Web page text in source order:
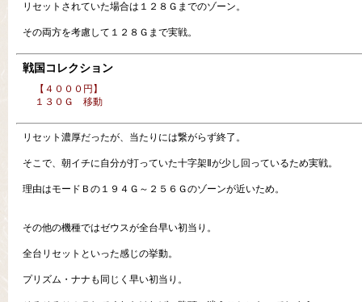
リセットされていた場合は１２８Ｇまでのゾーン。
その両方を考慮して１２８Ｇまで実戦。
戦国コレクション
【４０００円】
１３０Ｇ 移動
リセット濃厚だったが、当たりには繋がらず終了。
そこで、朝イチに自分が打っていた十字架Ⅱが少し回っているため実戦。
理由はモードＢの１９４Ｇ～２５６Ｇのゾーンが近いため。
その他の機種ではゼウスが全台早い初当り。
全台リセットといった感じの挙動。
プリズム・ナナも同じく早い初当り。